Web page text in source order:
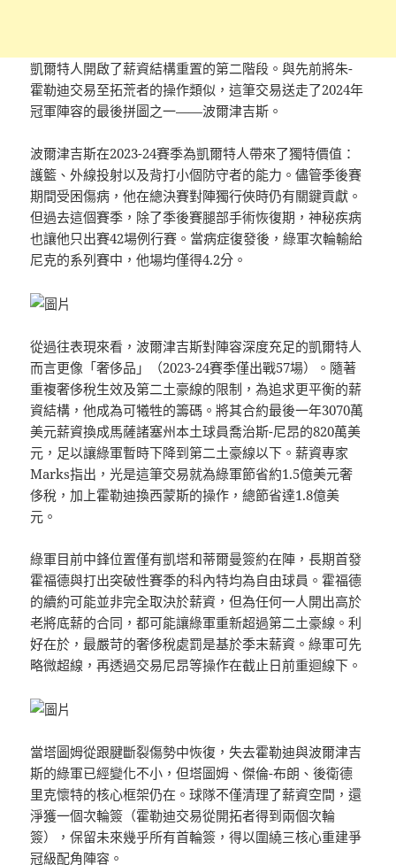
凱爾特人開啟了薪資結構重置的第二階段。與先前將朱-
霍勒迪交易至拓荒者的操作類似，這筆交易送走了2024年
冠軍陣容的最後拼圖之一——波爾津吉斯。
波爾津吉斯在2023-24賽季為凱爾特人帶來了獨特價值：
護籃、外線投射以及背打小個防守者的能力。儘管季後賽
期間受困傷病，他在總決賽對陣獨行俠時仍有關鍵貢獻。
但過去這個賽季，除了季後賽腿部手術恢復期，神秘疾病
也讓他只出賽42場例行賽。當病症復發後，綠軍次輪輸給
尼克的系列賽中，他場均僅得4.2分。
從過往表現來看，波爾津吉斯對陣容深度充足的凱爾特人
而言更像「奢侈品」（2023-24賽季僅出戰57場）。隨著
重複奢侈稅生效及第二土豪線的限制，為追求更平衡的薪
資結構，他成為可犧牲的籌碼。將其合約最後一年3070萬
美元薪資換成馬薩諸塞州本土球員喬治斯-尼昂的820萬美
元，足以讓綠軍暫時下降到第二土豪線以下。薪資專家
Marks指出，光是這筆交易就為綠軍節省約1.5億美元奢
侈稅，加上霍勒迪換西蒙斯的操作，總節省達1.8億美
元。
綠軍目前中鋒位置僅有凱塔和蒂爾曼簽約在陣，長期首發
霍福德與打出突破性賽季的科內特均為自由球員。霍福德
的續約可能並非完全取決於薪資，但為任何一人開出高於
老將底薪的合同，都可能讓綠軍重新超過第二土豪線。利
好在於，最嚴苛的奢侈稅處罰是基於季末薪資。綠軍可先
略微超線，再透過交易尼昂等操作在截止日前重迴線下。
當塔圖姆從跟腱斷裂傷勢中恢復，失去霍勒迪與波爾津吉
斯的綠軍已經變化不小，但塔圖姆、傑倫-布朗、後衛德
里克懷特的核心框架仍在。球隊不僅清理了薪資空間，還
淨獲一個次輪簽（霍勒迪交易從開拓者得到兩個次輪
簽），保留未來幾乎所有首輪簽，得以圍繞三核心重建爭
冠級配角陣容。